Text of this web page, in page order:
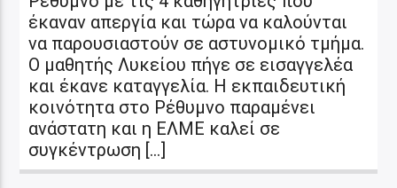
έκαναν απεργία και τώρα να καλούνται
να παρουσιαστούν σε αστυνομικό τμήμα.
Ο μαθητής Λυκείου πήγε σε εισαγγελέα
και έκανε καταγγελία. Η εκπαιδευτική
κοινότητα στο Ρέθυμνο παραμένει
ανάστατη και η ΕΛΜΕ καλεί σε
συγκέντρωση […]